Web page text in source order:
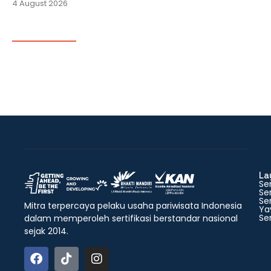
4 August 2026
Mitra terpercaya pelaku usaha pariwisata Indonesia
dalam memperoleh sertifikasi berstandar nasional
sejak 2014.